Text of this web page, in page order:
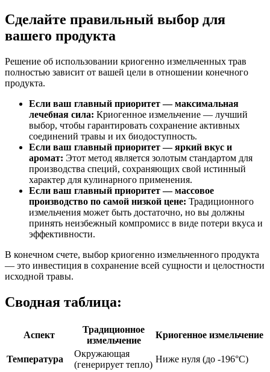
Сделайте правильный выбор для
вашего продукта
Решение об использовании криогенно измельченных трав
полностью зависит от вашей цели в отношении конечного
продукта.
Если ваш главный приоритет — максимальная
лечебная сила: Криогенное измельчение — лучший
выбор, чтобы гарантировать сохранение активных
соединений травы и их биодоступность.
Если ваш главный приоритет — яркий вкус и
аромат: Этот метод является золотым стандартом для
производства специй, сохраняющих свой истинный
характер для кулинарного применения.
Если ваш главный приоритет — массовое
производство по самой низкой цене: Традиционного
измельчения может быть достаточно, но вы должны
принять неизбежный компромисс в виде потери вкуса и
эффективности.
В конечном счете, выбор криогенно измельченного продукта
— это инвестиция в сохранение всей сущности и целостности
исходной травы.
Сводная таблица:
Аспект
Традиционное
измельчение
Криогенное измельчение
Температура
Окружающая
(генерирует тепло)
Ниже нуля (до -196°C)